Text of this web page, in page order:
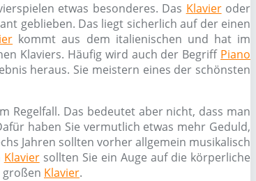
etwas besonderes. Das Klavieroder
geblieben. Das liegt sicherlich auf der einen
kommt aus dem italienischen und hat im
Klaviers. Häufig wird auch der Begriff Piano
heraus. Sie meistern eines der schönsten
Regelfall. Das bedeutet aber nicht, dass man
haben Sie vermutlich etwas mehr Geduld,
Jahren sollten vorher allgemein musikalisch
Klaviersollten Sie ein Auge auf die körperliche
großen Klavier.